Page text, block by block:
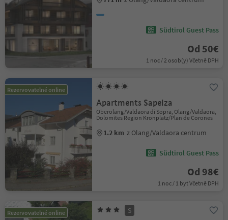
Südtirol Guest Pass
Od 50€
1 noc / 2 osob(y) Včetně DPH
Rezervovatelné online
Apartments Sapelza
Oberolang/Valdaora di Sopra, Olang/Valdaora,
Dolomites Region Kronplatz/Plan de Corones
1.2 km z Olang/Valdaora centrum
Südtirol Guest Pass
Od 98€
1 noc / 1 byt Včetně DPH
Rezervovatelné online S